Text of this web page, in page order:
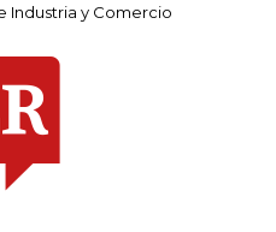
Industria y Comercio